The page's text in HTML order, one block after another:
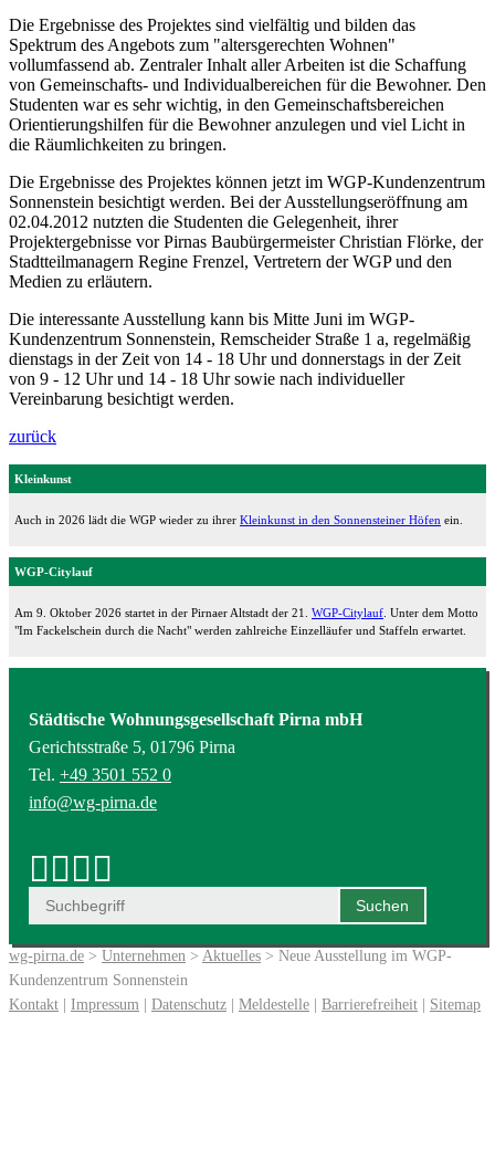
Die Ergebnisse des Projektes sind vielfältig und bilden das
Spektrum des Angebots zum "altersgerechten Wohnen"
vollumfassend ab. Zentraler Inhalt aller Arbeiten ist die Schaffung
von Gemeinschafts- und Individualbereichen für die Bewohner. Den
Studenten war es sehr wichtig, in den Gemeinschaftsbereichen
Orientierungshilfen für die Bewohner anzulegen und viel Licht in
die Räumlichkeiten zu bringen.
Die Ergebnisse des Projektes können jetzt im WGP-Kundenzentrum
Sonnenstein besichtigt werden. Bei der Ausstellungseröffnung am
02.04.2012 nutzten die Studenten die Gelegenheit, ihrer
Projektergebnisse vor Pirnas Baubürgermeister Christian Flörke, der
Stadtteilmanagern Regine Frenzel, Vertretern der WGP und den
Medien zu erläutern.
Die interessante Ausstellung kann bis Mitte Juni im WGP-
Kundenzentrum Sonnenstein, Remscheider Straße 1 a, regelmäßig
dienstags in der Zeit von 14 - 18 Uhr und donnerstags in der Zeit
von 9 - 12 Uhr und 14 - 18 Uhr sowie nach individueller
Vereinbarung besichtigt werden.
zurück
Kleinkunst
Auch in 2026 lädt die WGP wieder zu ihrer Kleinkunst in den Sonnensteiner Höfen ein.
WGP-Citylauf
Am 9. Oktober 2026 startet in der Pirnaer Altstadt der 21. WGP-Citylauf . Unter dem Motto
"Im Fackelschein durch die Nacht" werden zahlreiche Einzelläufer und Staffeln erwartet.
Städtische Wohnungsgesellschaft Pirna mbH
Gerichtsstraße 5, 01796 Pirna
Tel. +49 3501 552 0
info@wg-pirna.de
wg-pirna.de > Unternehmen > Aktuelles > Neue Ausstellung im WGP-
Kundenzentrum Sonnenstein
Kontakt | Impressum | Datenschutz | Meldestelle | Barrierefreiheit | Sitemap